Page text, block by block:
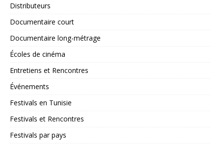
Distributeurs
Documentaire court
Documentaire long-métrage
Écoles de cinéma
Entretiens et Rencontres
Événements
Festivals en Tunisie
Festivals et Rencontres
Festivals par pays